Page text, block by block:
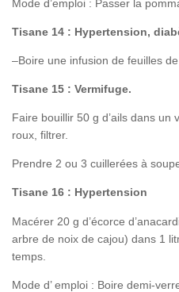
Mode d’emploi : Passer la
Tisane 14 : Hypertension,
–Boire une infusion de feuilles
Tisane 15 : Vermifuge.
Faire bouillir 50 g d’ails dans un
roux, filtrer.
Prendre 2 ou 3 cuillerées à
Tisane 16 : Hypertension
Macérer 20 g d’écorce
arbre de noix de cajou) dans 1
temps.
Mode d’ emploi : Boire demi-